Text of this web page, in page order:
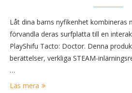
Låt dina barns nyfikenhet kombineras
förvandla deras surfplatta till en
PlayShifu Tacto: Doctor. Denna
berättelser, verkliga STEAM-
…
Läs mera